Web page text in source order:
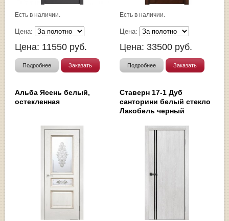
Есть в наличии.
Цена:
Цена: 11550 руб.
Подробнее Заказать
Есть в наличии.
Цена:
Цена: 33500 руб.
Подробнее Заказать
Альба Ясень белый,
остекленная
Ставерн 17-1 Дуб
санторини белый стекло
Лакобель черный